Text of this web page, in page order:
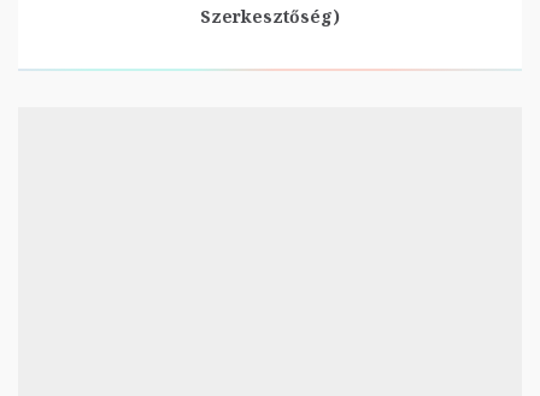
Szerkesztőség)